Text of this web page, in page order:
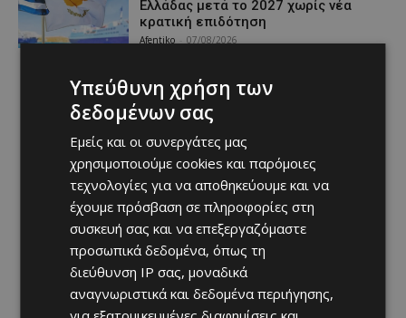
Ελλάδας μετά το 2027 χωρίς νέα
κρατική επιδότηση
Afentiko - 07/08/2026
Υπεύθυνη χρήση των
δεδομένων σας
Εμείς και οι συνεργάτες μας
χρησιμοποιούμε cookies και παρόμοιες
τεχνολογίες για να αποθηκεύουμε και να
έχουμε πρόσβαση σε πληροφορίες στη
συσκευή σας και να επεξεργαζόμαστε
προσωπικά δεδομένα, όπως τη
διεύθυνση IP σας, μοναδικά
αναγνωριστικά και δεδομένα περιήγησης,